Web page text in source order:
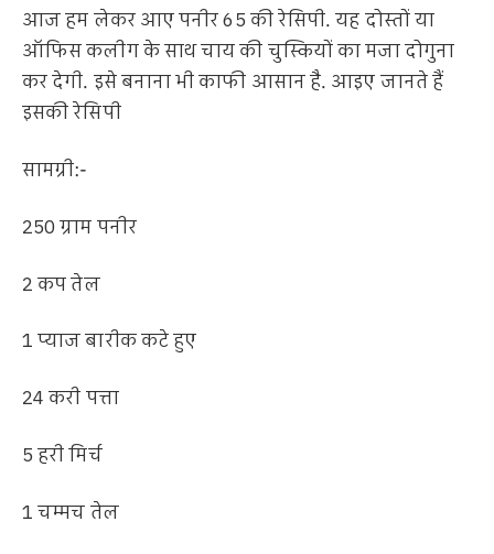
आज हम लेकर आए पनीर 65 की रेसिपी. यह दोस्तों या
ऑफिस कलीग के साथ चाय की चुस्कियों का मजा दोगुना
कर देगी. इसे बनाना भी काफी आसान है. आइए जानते हैं
इसकी रेसिपी
सामग्री:-
250 ग्राम पनीर
2 कप तेल
1 प्याज बारीक कटे हुए
24 करी पत्ता
5 हरी मिर्च
1 चम्मच तेल